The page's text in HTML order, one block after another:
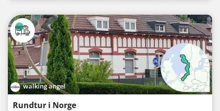
walking angel
Rundtur i Norge